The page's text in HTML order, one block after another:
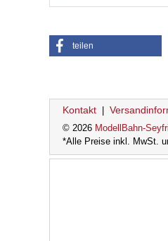
teilen
Kontakt
© 2026 ModellBahn-
*Alle Preise inkl. MwSt.